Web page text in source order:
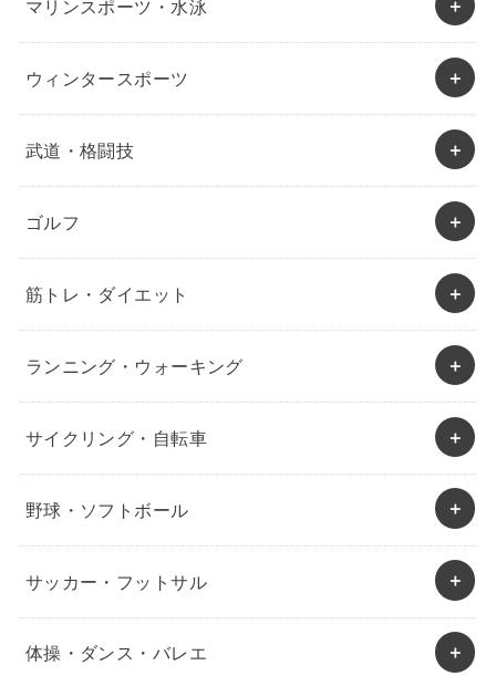
マリンスポーツ・水泳
ウィンタースポーツ
武道・格闘技
ゴルフ
筋トレ・ダイエット
ランニング・ウォーキング
サイクリング・自転車
野球・ソフトボール
サッカー・フットサル
体操・ダンス・バレエ